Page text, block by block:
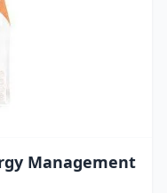
Management